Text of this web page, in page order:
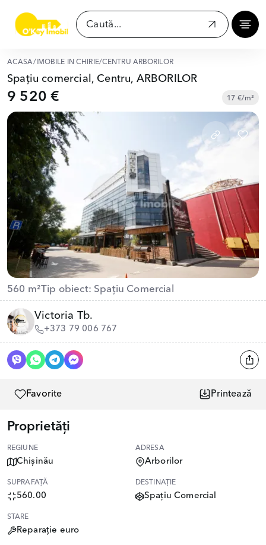
ACASĂ/ IMOBILE ÎN CHIRIE/CENTRU ARBORILOR
Spațiu comercial, Centru, ARBORILOR
9 520 € 17 €/m²
560 m²Tip obiect: Spațiu Comercial
Victoria Tb.
+373 79 006 767
Favorite Printează
Proprietăți
REGIUNE
Chișinău
ADRESA
Arborilor
SUPRAFAȚĂ
560.00
DESTINAȚIE
Spațiu Comercial
STARE
Reparație euro